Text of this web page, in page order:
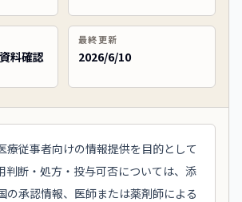
料確認
最終更新
2026/6/10
療従事者向けの情報提供を目的として
判断・処方・投与可否については、添
の承認情報、医師または薬剤師による